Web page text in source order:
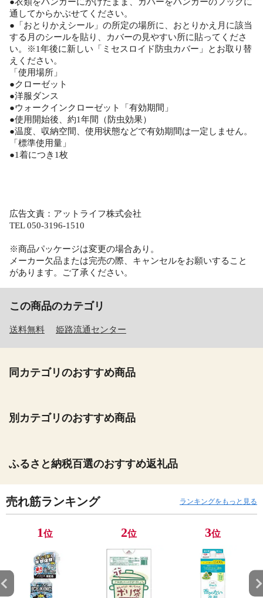
通してからかぶせてください。
●「おとりかえシール」の所定の場所に、おとりかえ月に該当
する月のシールを貼り、カバーの見やすい所に貼ってくださ
い。※1年後に新しい「ミセスロイド防虫カバー」とお取り替
えください。
「使用場所」
●クローゼット
●洋服ダンス
●ウォークインクローゼット「有効期間」
●使用開始後、約1年間（防虫効果）
●温度、収納空間、使用状態などで有効期間は一定しません。
「標準使用量」
●1着につき1枚
広告文責：アットライフ株式会社
TEL 050-3196-1510
※商品パッケージは変更の場合あり。
メーカー欠品または完売の際、キャンセルをお願いすること
があります。ご了承ください。
この商品のカテゴリ
送料無料 姫路流通センター
同カテゴリのおすすめ商品
別カテゴリのおすすめ商品
ふるさと納税百選のおすすめ返礼品
売れ筋ランキング ランキングをもっと見る
1位 2位 3位